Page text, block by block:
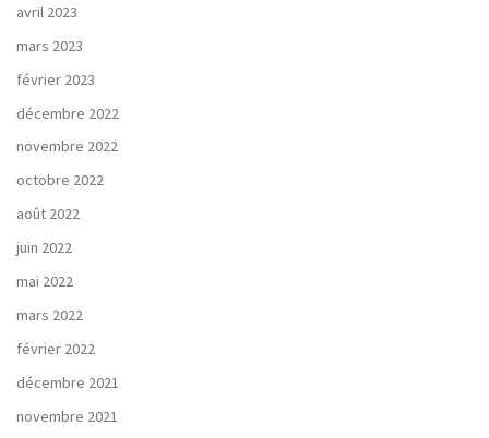
avril 2023
mars 2023
février 2023
décembre 2022
novembre 2022
octobre 2022
août 2022
juin 2022
mai 2022
mars 2022
février 2022
décembre 2021
novembre 2021